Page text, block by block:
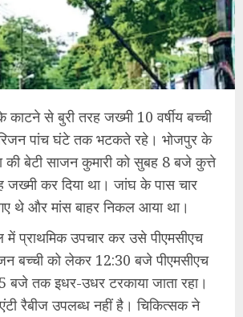
काटने से बुरी तरह जख्मी 10 वर्षीय बच्ची
पांच घंटे तक भटकते रहे। भोजपुर के
की बेटी साजन कुमारी को सुबह 8 बजे कुत्ते
जख्मी कर दिया था। जांघ के पास चार
थे और मांस बाहर निकल आया था।
प्राथमिक उपचार कर उसे पीएमसीएच
बच्ची को लेकर 12:30 बजे पीएमसीएच
तक इधर-उधर टरकाया जाता रहा।
रैबीज उपलब्ध नहीं है। चिकित्सक ने